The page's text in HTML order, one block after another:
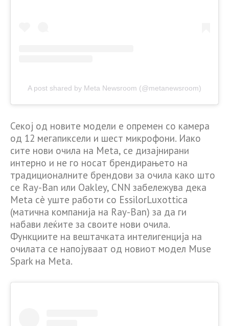
A post shared by Meta Newsroom (@metanewsroom)
Секој од новите модели е опремен со камера
од 12 мегапиксели и шест микрофони. Иако
сите нови очила на Meta, се дизајнирани
интерно и не го носат брендирањето на
традиционалните брендови за очила како што
се Ray-Ban или Oakley, CNN забележува дека
Meta сè уште работи со EssilorLuxottica
(матична компанија на Ray-Ban) за да ги
набави леќите за своите нови очила.
Функциите на вештачката интелигенција на
очилата се напојуваат од новиот модел Muse
Spark на Meta.